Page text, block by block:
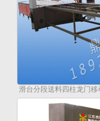
滑台分段送料四柱龙门移